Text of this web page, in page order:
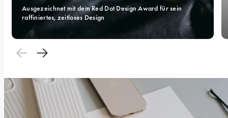
Ausgezeichnet mit dem Red Dot Design Award für sein
raffiniertes, zeitloses Design